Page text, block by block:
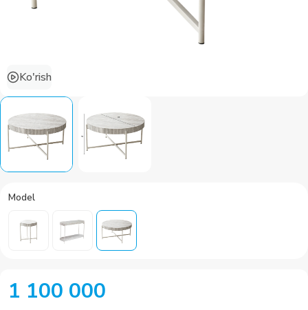
Ko'rish
1 100 000
Model